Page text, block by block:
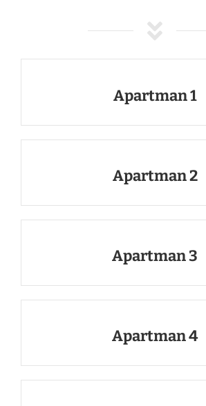
Apartman 1
Apartman 2
Apartman 3
Apartman 4